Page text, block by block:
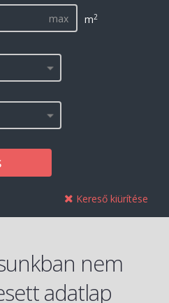
m2
Kereső kiürítése
nem
adatlap